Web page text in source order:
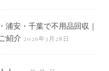
浦安・千葉で不用品回収｜
紹介 2026年3月28日